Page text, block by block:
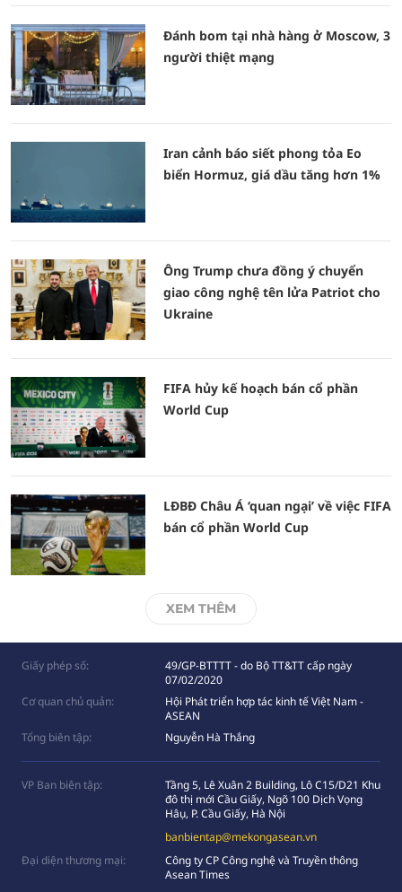
Đánh bom tại nhà hàng ở Moscow, 3
người thiệt mạng
Iran cảnh báo siết phong tỏa Eo
biển Hormuz, giá dầu tăng hơn 1%
Ông Trump chưa đồng ý chuyển
giao công nghệ tên lửa Patriot cho
Ukraine
FIFA hủy kế hoạch bán cổ phần
World Cup
LĐBĐ Châu Á ‘quan ngại’ về việc FIFA
bán cổ phần World Cup
XEM THÊM
Giấy phép số:
49/GP-BTTTT - do Bộ TT&TT cấp ngày
07/02/2020
Cơ quan chủ quản:
Hội Phát triển hợp tác kinh tế Việt Nam -
ASEAN
Tổng biên tập:
Nguyễn Hà Thắng
VP Ban biên tập:
Tầng 5, Lê Xuân 2 Building, Lô C15/D21 Khu
đô thị mới Cầu Giấy, Ngõ 100 Dịch Vọng
Hâụ, P. Cầu Giấy, Hà Nội
banbientap@mekongasean.vn
Đại diện thương mại:
Công ty CP Công nghệ và Truyền thông
Asean Times